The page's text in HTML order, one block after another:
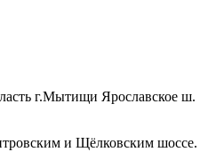
г.Мытищи Ярославское ш.
и Щёлковским шоссе.